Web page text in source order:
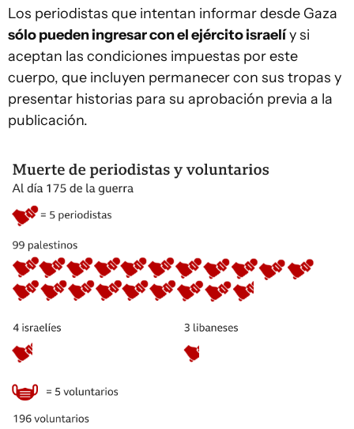
Los periodistas que intentan informar desde Gaza
sólo pueden ingresar con el ejército israelíy si
aceptan las condiciones impuestas por este
cuerpo, que incluyen permanecer con sus tropas y
presentar historias para su aprobación previa a la
publicación.